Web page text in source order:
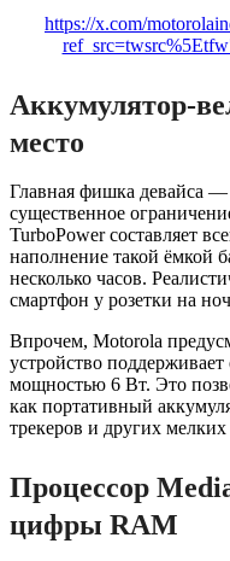
https://x.com/
Аккумулятор-
место
Главная фишка девайса
существенное
TurboPower составляет
наполнение такой ёмкой
несколько часов.
смартфон у розетки на
Впрочем, Motorola
устройство
мощностью 6 Вт. Это
как портативный
трекеров и других мелких
Процессор
цифры RAM